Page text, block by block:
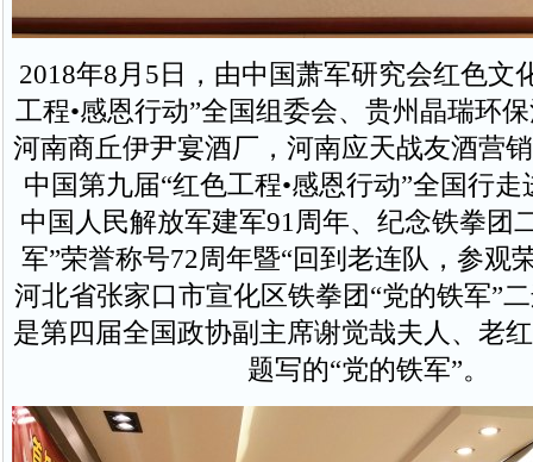
2018年8月5日，由中国萧军研究会红色文
工程•感恩行动”全国组委会、贵州晶瑞环
河南商丘伊尹宴酒厂，河南应天战友酒营
中国第九届“红色工程•感恩行动”全国行
中国人民解放军建军91周年、纪念铁拳团
军”荣誉称号72周年暨“回到老连队，参观
河北省张家口市宣化区铁拳团“党的铁军”
是第四届全国政协副主席谢觉哉夫人、老
题写的“党的铁军”。